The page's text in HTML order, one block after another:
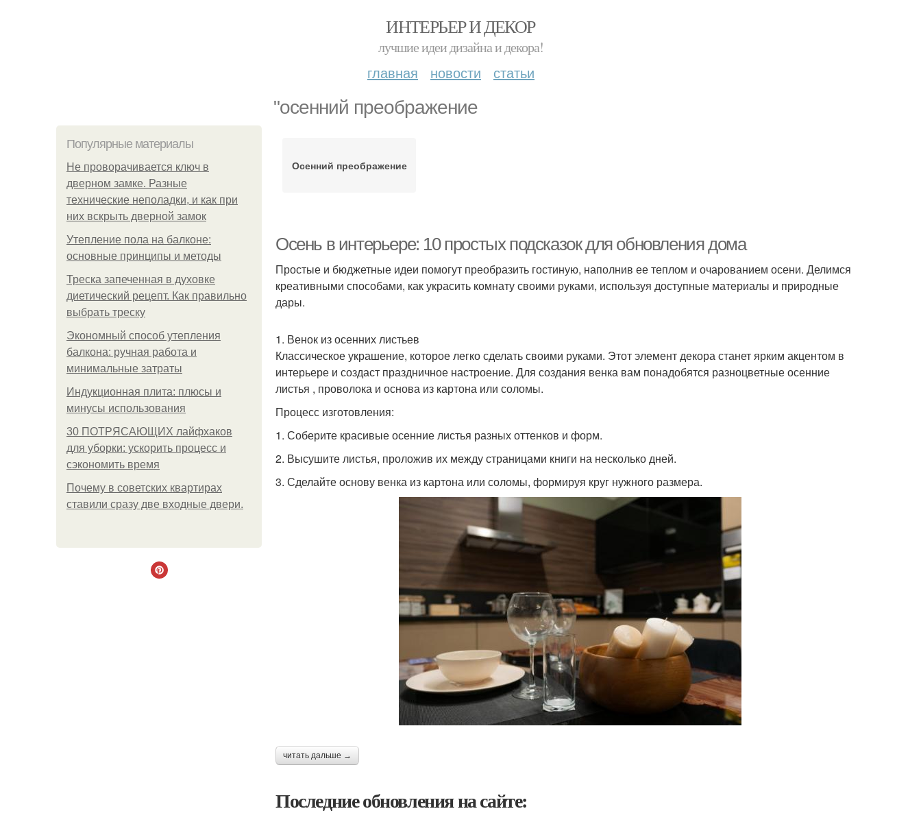
ИНТЕРЬЕР И ДЕКОР
лучшие идеи дизайна и декора!
главная новости статьи
"осенний преображение
Популярные материалы
Не проворачивается ключ в
дверном замке. Разные
технические неполадки, и как при
них вскрыть дверной замок
Утепление пола на балконе:
основные принципы и методы
Треска запеченная в духовке
диетический рецепт. Как правильно
выбрать треску
Экономный способ утепления
балкона: ручная работа и
минимальные затраты
Индукционная плита: плюсы и
минусы использования
30 ПОТРЯСАЮЩИХ лайфхаков
для уборки: ускорить процесс и
сэкономить время
Почему в советских квартирах
ставили сразу две входные двери.
Осенний преображение
Осень в интерьере: 10 простых подсказок для обновления дома
Простые и бюджетные идеи помогут преобразить гостиную, наполнив ее теплом и очарованием осени. Делимся
креативными способами, как украсить комнату своими руками, используя доступные материалы и природные
дары.
1. Венок из осенних листьев
Классическое украшение, которое легко сделать своими руками. Этот элемент декора станет ярким акцентом в
интерьере и создаст праздничное настроение. Для создания венка вам понадобятся разноцветные осенние
листья , проволока и основа из картона или соломы.
Процесс изготовления:
1. Соберите красивые осенние листья разных оттенков и форм.
2. Высушите листья, проложив их между страницами книги на несколько дней.
3. Сделайте основу венка из картона или соломы, формируя круг нужного размера.
читать дальше →
Последние обновления на сайте: